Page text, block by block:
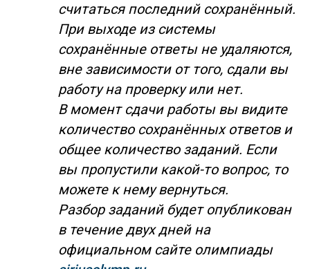
считаться последний сохранённый.
При выходе из системы
сохранённые ответы не удаляются,
вне зависимости от того, сдали вы
работу на проверку или нет.
В момент сдачи работы вы видите
количество сохранённых ответов и
общее количество заданий. Если
вы пропустили какой-то вопрос, то
можете к нему вернуться.
Разбор заданий будет опубликован
в течение двух дней на
официальном сайте олимпиады